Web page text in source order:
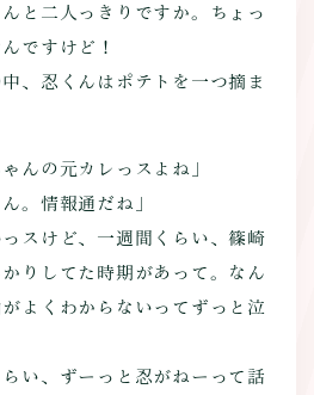
と二人っきりですか。ちょっ
ですけど！
、忍くんはポテトを一つ摘ま
んの元カレっスよね」
。情報通だね」
っスけど、一週間くらい、篠崎
りしてた時期があって。なん
よくわからないってずっと泣
らい、ずーっと忍がねーって話